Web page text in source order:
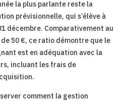
la plus parlante reste la
prévisionnelle, qui s’élève à
décembre. Comparativement au
50 €, ce ratio démontre que le
est en adéquation avec la
incluant les frais de
comment la gestion